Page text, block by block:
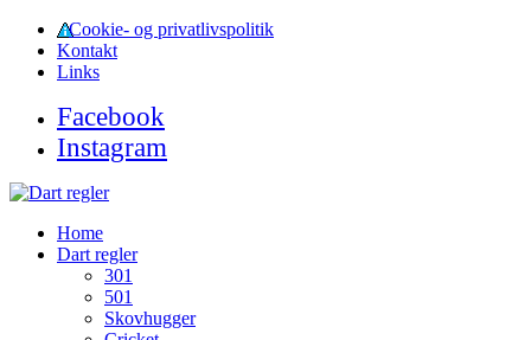
Cookie- og privatlivspolitik
Kontakt
Links
Facebook
Instagram
Home
Dart regler
301
501
Skovhugger